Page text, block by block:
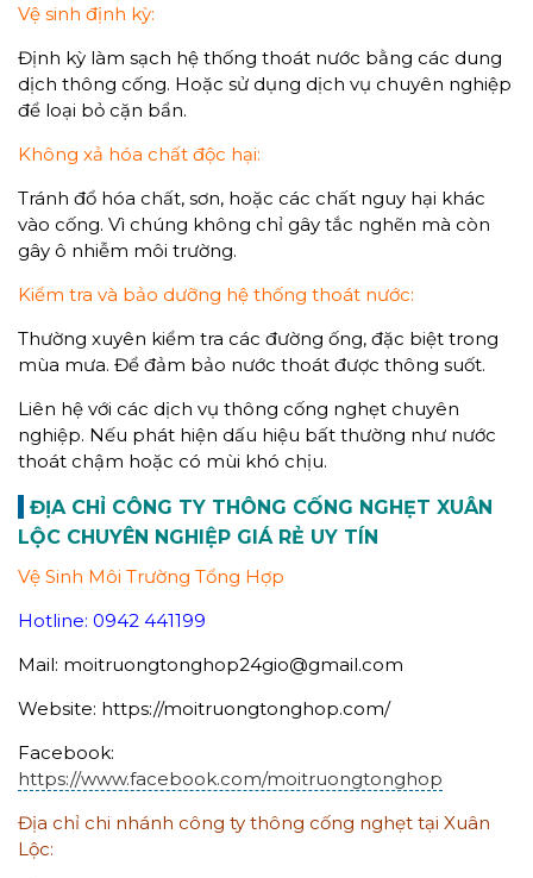
Vệ sinh định kỳ:
Định kỳ làm sạch hệ thống thoát nước bằng các dung
dịch thông cống. Hoặc sử dụng dịch vụ chuyên nghiệp
để loại bỏ cặn bẩn.
Không xả hóa chất độc hại:
Tránh đổ hóa chất, sơn, hoặc các chất nguy hại khác
vào cống. Vì chúng không chỉ gây tắc nghẽn mà còn
gây ô nhiễm môi trường.
Kiểm tra và bảo dưỡng hệ thống thoát nước:
Thường xuyên kiểm tra các đường ống, đặc biệt trong
mùa mưa. Để đảm bảo nước thoát được thông suốt.
Liên hệ với các dịch vụ thông cống nghẹt chuyên
nghiệp. Nếu phát hiện dấu hiệu bất thường như nước
thoát chậm hoặc có mùi khó chịu.
ĐỊA CHỈ CÔNG TY THÔNG CỐNG NGHẸT XUÂN
LỘC CHUYÊN NGHIỆP GIÁ RẺ UY TÍN
Vệ Sinh Môi Trường Tổng Hợp
Hotline: 0942 441199
Mail: moitruongtonghop24gio@gmail.com
Website: https://moitruongtonghop.com/
Facebook:
https://www.facebook.com/moitruongtonghop
Địa chỉ chi nhánh công ty thông cống nghẹt tại Xuân
Lộc: